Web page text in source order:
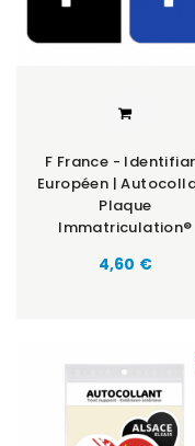
F France -
Européen |
Plaque
Immatriculation®
Prix
4,60 €